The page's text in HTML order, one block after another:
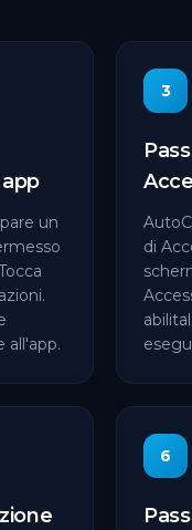
un
all'app.
3
di
6